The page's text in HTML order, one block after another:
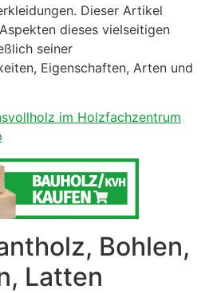
Dieser Artikel
dieses vielseitigen
seiner
Eigenschaften, Arten und
im Holzfachzentrum
Bohlen,
Latten